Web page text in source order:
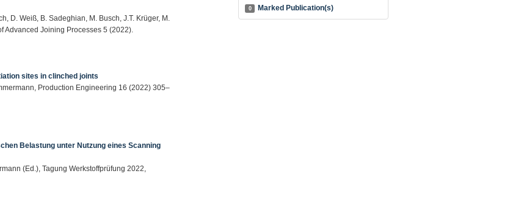
D. Weiß, B. Sadeghian, M. Busch, J.T. Krüger, M.
Advanced Joining Processes 5 (2022).
sites in clinched joints
Production Engineering 16 (2022) 305–
Belastung unter Nutzung eines Scanning
(Ed.), Tagung Werkstoffprüfung 2022,
0 Marked Publication(s)